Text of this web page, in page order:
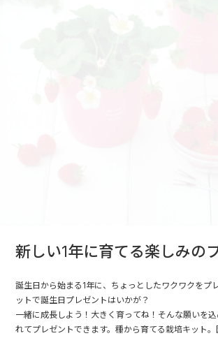
新しい1年に育てる楽しみの
誕生日から始まる1年に、ちょっとしたワクワクをプ
ットで誕生日プレゼントはいかが？
一緒に成長しよう！大きく育ってね！そんな願いを
れてプレゼントできます。種から育てる栽培キット